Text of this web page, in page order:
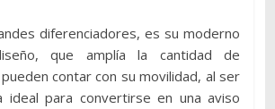
diferenciadores, es su moderno
que amplía la cantidad de
contar con su movilidad, al ser
ideal para convertirse en una aviso